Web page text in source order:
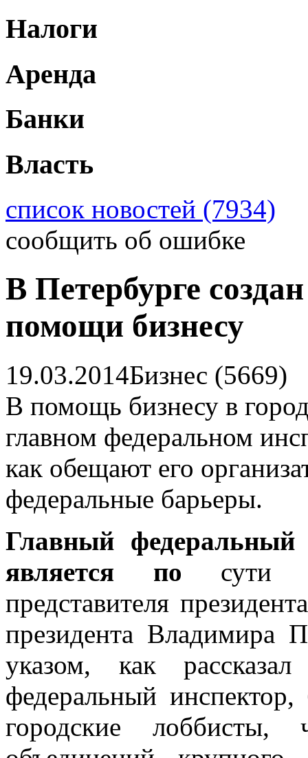
Налоги
Аренда
Банки
Власть
список новостей (7934)
сообщить об ошибке
В Петербурге
помощи бизнесу
19.03.2014Бизнес (5669)
В помощь бизнесу в
главном федеральном
как обещают его
федеральные барьеры.
Главный
является по сути
представителя
президента Владимира
указом, как
федеральный
городские лоббисты,